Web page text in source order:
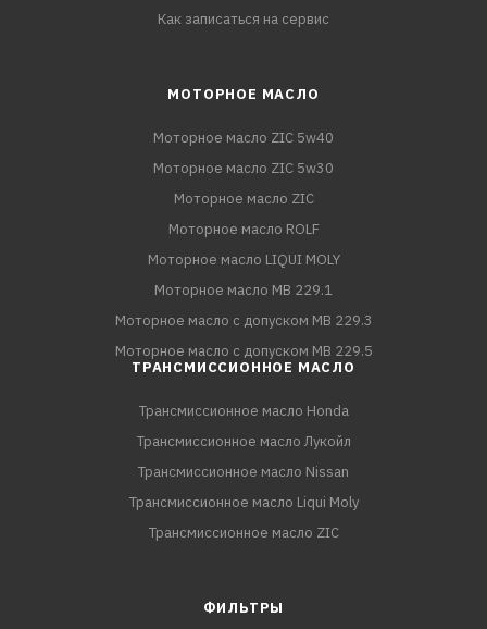
Как записаться на сервис
МОТОРНОЕ МАСЛО
Моторное масло ZIC 5w40
Моторное масло ZIC 5w30
Моторное масло ZIC
Моторное масло ROLF
Моторное масло LIQUI MOLY
Моторное масло MB 229.1
Моторное масло с допуском MB 229.3
Моторное масло с допуском MB 229.5
ТРАНСМИССИОННОЕ МАСЛО
Трансмиссионное масло Honda
Трансмиссионное масло Лукойл
Трансмиссионное масло Nissan
Трансмиссионное масло Liqui Moly
Трансмиссионное масло ZIC
ФИЛЬТРЫ